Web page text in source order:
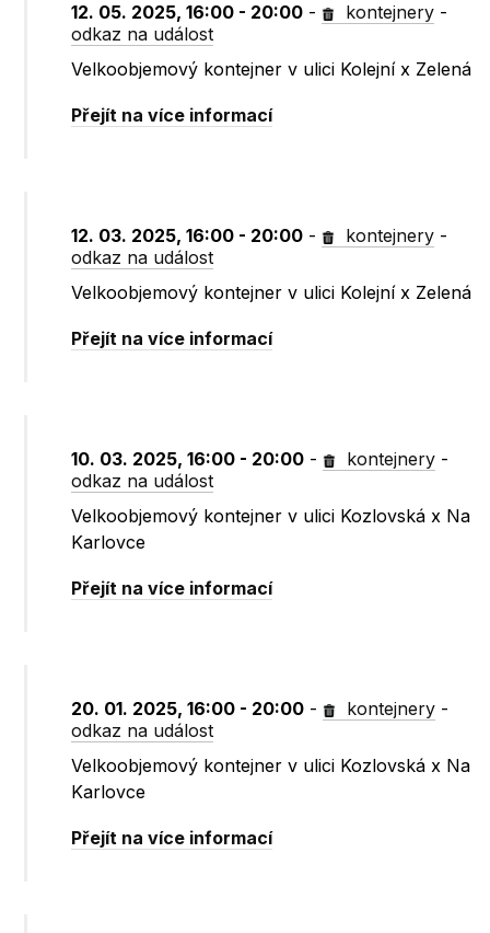
12. 05. 2025, 16:00 - 20:00 - kontejnery -
odkaz na událost
Velkoobjemový kontejner v ulici Kolejní x Zelená
Přejít na více informací
12. 03. 2025, 16:00 - 20:00 - kontejnery -
odkaz na událost
Velkoobjemový kontejner v ulici Kolejní x Zelená
Přejít na více informací
10. 03. 2025, 16:00 - 20:00 - kontejnery -
odkaz na událost
Velkoobjemový kontejner v ulici Kozlovská x Na
Karlovce
Přejít na více informací
20. 01. 2025, 16:00 - 20:00 - kontejnery -
odkaz na událost
Velkoobjemový kontejner v ulici Kozlovská x Na
Karlovce
Přejít na více informací